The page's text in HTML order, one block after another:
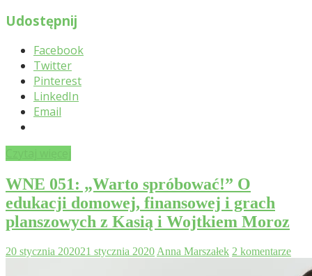
Udostępnij
Facebook
Twitter
Pinterest
LinkedIn
Email
WNE 051: „Warto spróbować!” O
edukacji domowej, finansowej i grach
planszowych z Kasią i Wojtkiem Moroz
20 stycznia 202021 stycznia 2020 Anna Marszałek 2 komentarze